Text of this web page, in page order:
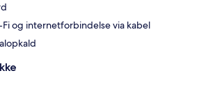
og internetforbindelse via kabel